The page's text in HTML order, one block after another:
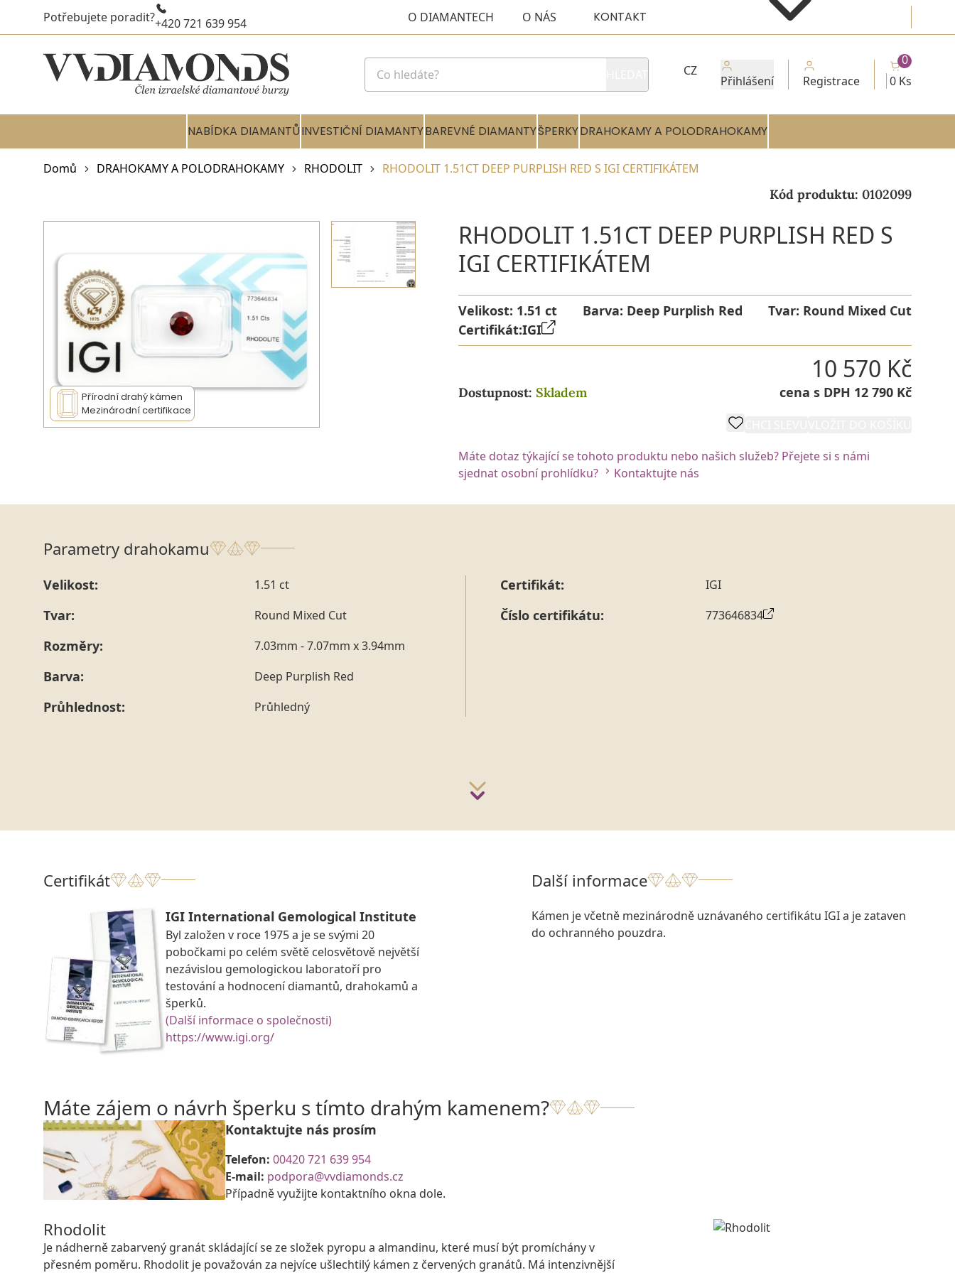
Potřebujete poradit?+420 721 639 954 O DIAMANTECH O NÁS KONTAKT
CZ
Přihlášení Registrace 0 Ks
0
NABÍDKA DIAMANTŮINVESTIČNÍ DIAMANTYBAREVNÉ DIAMANTYŠPERKYDRAHOKAMY A POLODRAHOKAMY
Domů DRAHOKAMY A POLODRAHOKAMY RHODOLIT RHODOLIT 1.51CT DEEP PURPLISH RED S IGI CERTIFIKÁTEM
Kód produktu: 0102099
Přírodní drahý kámen
Mezinárodní certifikace
RHODOLIT 1.51CT DEEP PURPLISH RED S
IGI CERTIFIKÁTEM
Velikost: 1.51 ct Barva: Deep Purplish Red Tvar: Round Mixed Cut
Certifikát:IGI
Dostupnost: Skladem
10 570 Kč
cena s DPH 12 790 Kč
Máte dotaz týkající se tohoto produktu nebo našich služeb? Přejete si s námi
sjednat osobní prohlídku?
Kontaktujte nás
Parametry drahokamu
Velikost: 1.51 ct
Tvar: Round Mixed Cut
Rozměry: 7.03mm - 7.07mm x 3.94mm
Barva: Deep Purplish Red
Průhlednost: Průhledný
Certifikát: IGI
Číslo certifikátu: 773646834
Certifikát
IGI International Gemological Institute
Byl založen v roce 1975 a je se svými 20
pobočkami po celém světě celosvětově největší
nezávislou gemologickou laboratoří pro
testování a hodnocení diamantů, drahokamů a
šperků.
(Další informace o společnosti)
https://www.igi.org/
Další informace
Kámen je včetně mezinárodně uznávaného certifikátu IGI a je zataven
do ochranného pouzdra.
Máte zájem o návrh šperku s tímto drahým kamenem?
Kontaktujte nás prosím
Telefon: 00420 721 639 954
E-mail: podpora@vvdiamonds.cz
Případně využijte kontaktního okna dole.
Rhodolit
Je nádherně zabarvený granát skládající se ze složek pyropu a almandinu, které musí být promíchány v
přesném poměru. Rhodolit je považován za nejvíce ušlechtilý kámen z červených granátů. Má intenzivnější